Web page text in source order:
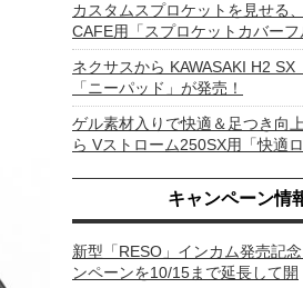
カスタムスプロケットを見せる
CAFE用「スプロケットカバーフ
ネクサスから KAWASAKI H2 SX
「ニーパッド」が発売！
ゲル素材入りで快適＆足つき向
ら Vストローム250SX用「快適ロ
キャンペーン情
新型「RESO」インカム発売記
ンペーンを10/15まで延長して開